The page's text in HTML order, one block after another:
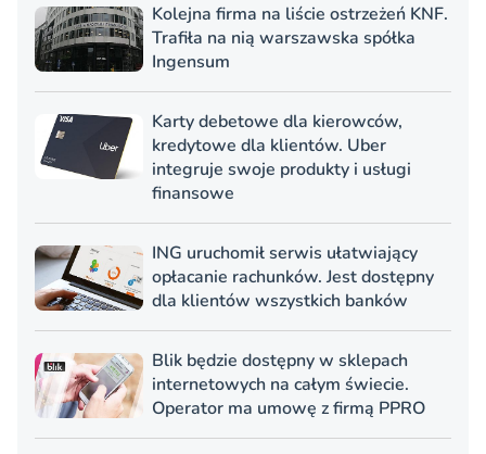
Kolejna firma na liście ostrzeżeń KNF.
Trafiła na nią warszawska spółka
Ingensum
Karty debetowe dla kierowców,
kredytowe dla klientów. Uber
integruje swoje produkty i usługi
finansowe
ING uruchomił serwis ułatwiający
opłacanie rachunków. Jest dostępny
dla klientów wszystkich banków
Blik będzie dostępny w sklepach
internetowych na całym świecie.
Operator ma umowę z firmą PPRO